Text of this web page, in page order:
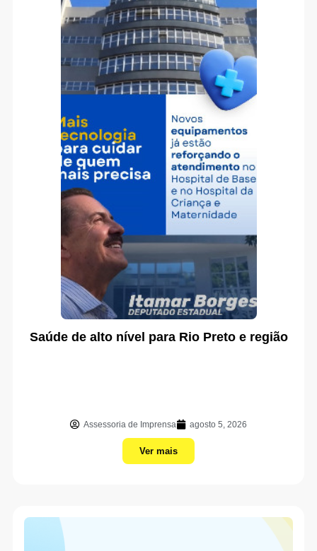
Saúde de alto nível para Rio Preto e região
Assessoria de Imprensa agosto 5, 2026
Ver mais